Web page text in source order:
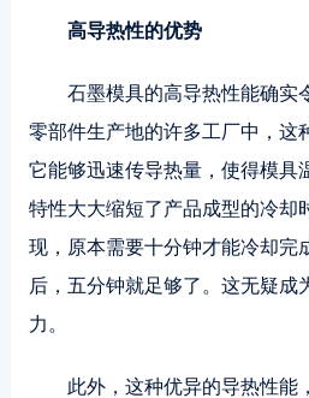
高导热性的优势
石墨模具的高导热性能确实
零部件生产地的许多工厂中，这
它能够迅速传导热量，使得模具
特性大大缩短了产品成型的冷却
现，原本需要十分钟才能冷却完
后，五分钟就足够了。这无疑成
力。
此外，这种优异的导热性能